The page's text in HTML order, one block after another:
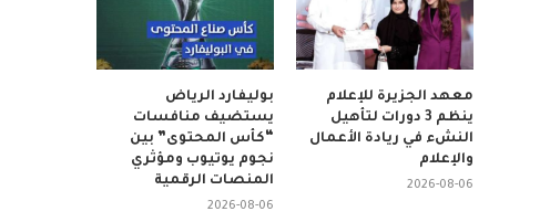
بوليفارد الرياض
يستضيف منافسات
“كأس المحتوى” بين
نجوم يوتيوب ومؤثري
المنصات الرقمية
2026-08-06
معهد الجزيرة للإعلام
ينظم 3 دورات لتأهيل
النشء في ريادة الأعمال
والإعلام
2026-08-06